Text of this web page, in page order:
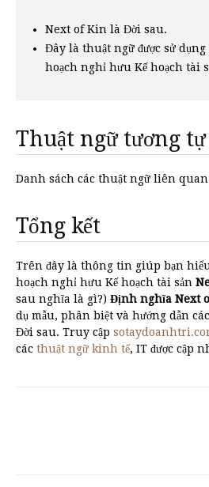
Next of Kin là Đời sau.
Đây là thuật ngữ được sử
hoạch nghỉ hưu Kế hoạch tài
Thuật ngữ tương
Danh sách các thuật ngữ liên
Tổng kết
Trên đây là thông tin giúp bạn
hoạch nghỉ hưu Kế hoạch tài sản
sau nghĩa là gì?) Định nghĩa Next
dụ mẫu, phân biệt và hướng dẫn
Đời sau. Truy cập
các thuật ngữ kinh tế, IT được cập